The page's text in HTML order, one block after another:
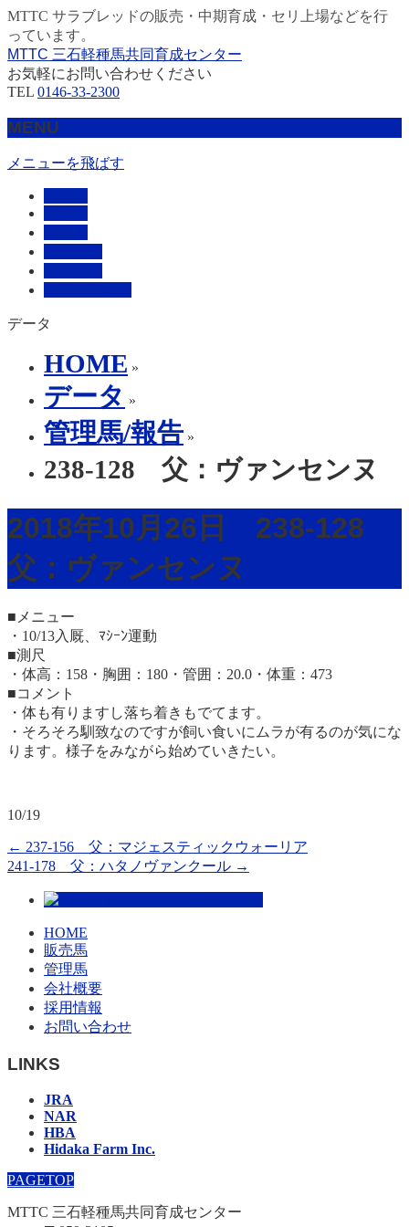
MTTC サラブレッドの販売・中期育成・セリ上場などを行
っています。
MTTC 三石軽種馬共同育成センター
お気軽にお問い合わせください
TEL 0146-33-2300
MENU
メニューを飛ばす
データ
HOME »
データ »
管理馬/報告 »
238-128 父：ヴァンセンヌ
2018年10月26日 238-128
父：ヴァンセンヌ
■メニュー
・10/13入厩、ﾏｼｰﾝ運動
■測尺
・体高：158・胸囲：180・管囲：20.0・体重：473
■コメント
・体も有りますし落ち着きもでてます。
・そろそろ馴致なのですが飼い食いにムラが有るのが気にな
ります。様子をみながら始めていきたい。
10/19
← 237-156 父：マジェスティックウォーリア
241-178 父：ハタノヴァンクール →
HOME
販売馬
管理馬
会社概要
採用情報
お問い合わせ
LINKS
JRA
NAR
HBA
Hidaka Farm Inc.
PAGETOP
MTTC 三石軽種馬共同育成センター